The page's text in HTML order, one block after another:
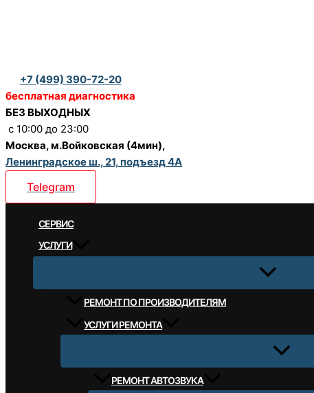
+7 (499) 390-72-20
бесплатная диагностика
БЕЗ ВЫХОДНЫХ
c 10:00 до 23:00
Москва, м.Войковская (4мин),
Ленинградское ш., 21, подъезд 4А
Telegram
CЕРВИС
УСЛУГИ
РЕМОНТ ПО ПРОИЗВОДИТЕЛЯМ
УСЛУГИ РЕМОНТА
РЕМОНТ АВТОЗВУКА